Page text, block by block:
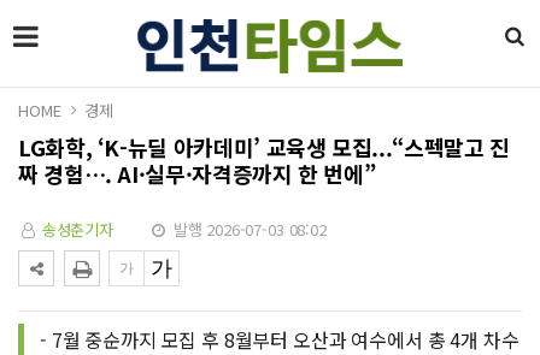
HOME 경제
LG화학, ‘K-뉴딜 아카데미’ 교육생 모집...“스펙말고 진
짜 경험…. AI·실무·자격증까지 한 번에”
송성춘기자 발행 2026-07-03 08:02
- 7월 중순까지 모집 후 8월부터 오산과 여수에서 총 4개 차수